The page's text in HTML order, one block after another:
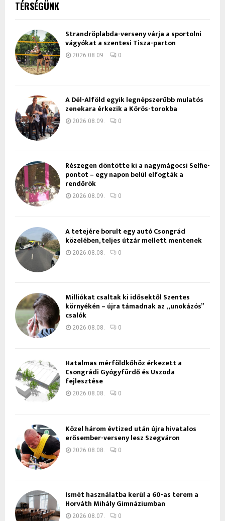
TÉRSÉGÜNK
Strandröplabda-verseny várja a sportolni
vágyókat a szentesi Tisza-parton
2026.08.09. 0
A Dél-Alföld egyik legnépszerűbb mulatós
zenekara érkezik a Körös-torokba
2026.08.09. 0
Részegen döntötte ki a nagymágocsi Selfie-
pontot – egy napon belül elfogták a
rendőrök
2026.08.09. 0
A tetejére borult egy autó Csongrád
közelében, teljes útzár mellett mentenek
2026.08.08. 0
Milliókat csaltak ki idősektől Szentes
környékén – újra támadnak az „unokázós”
csalók
2026.08.08. 0
Hatalmas mérföldkőhöz érkezett a
Csongrádi Gyógyfürdő és Uszoda
fejlesztése
2026.08.08. 0
Közel három évtized után újra hivatalos
erősember-verseny lesz Szegváron
2026.08.08. 0
Ismét használatba kerül a 60-as terem a
Horváth Mihály Gimnáziumban
2026.08.07. 0